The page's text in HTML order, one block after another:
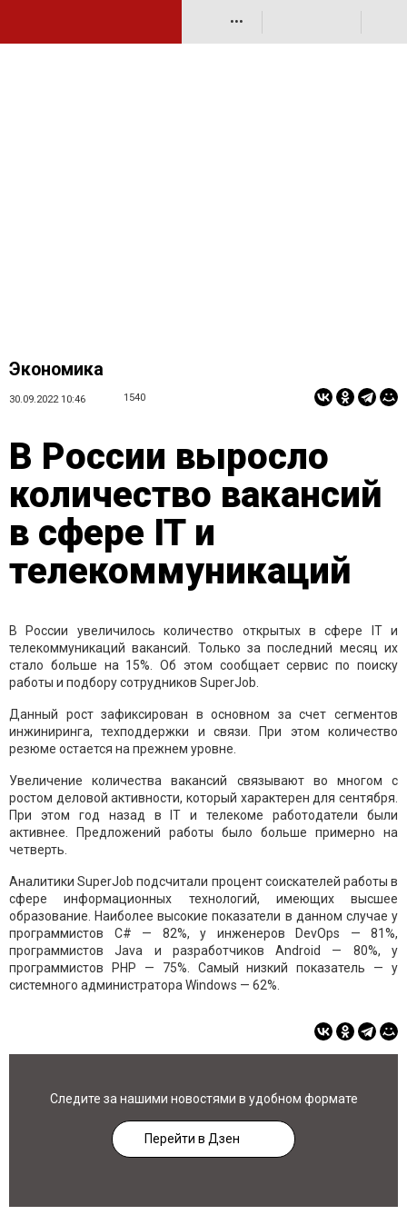
•••
Экономика
30.09.2022 10:46 1540
В России выросло
количество вакансий
в сфере IT и
телекоммуникаций
В России увеличилось количество открытых в сфере IT и
телекоммуникаций вакансий. Только за последний месяц их
стало больше на 15%. Об этом сообщает сервис по поиску
работы и подбору сотрудников SuperJob.
Данный рост зафиксирован в основном за счет сегментов
инжиниринга, техподдержки и связи. При этом количество
резюме остается на прежнем уровне.
Увеличение количества вакансий связывают во многом с
ростом деловой активности, который характерен для сентября.
При этом год назад в IT и телекоме работодатели были
активнее. Предложений работы было больше примерно на
четверть.
Аналитики SuperJob подсчитали процент соискателей работы в
сфере информационных технологий, имеющих высшее
образование. Наиболее высокие показатели в данном случае у
программистов C# — 82%, у инженеров DevOps — 81%,
программистов Java и разработчиков Android — 80%, у
программистов PHP — 75%. Самый низкий показатель — у
системного администратора Windows — 62%.
Следите за нашими новостями в удобном формате
Перейти в Дзен